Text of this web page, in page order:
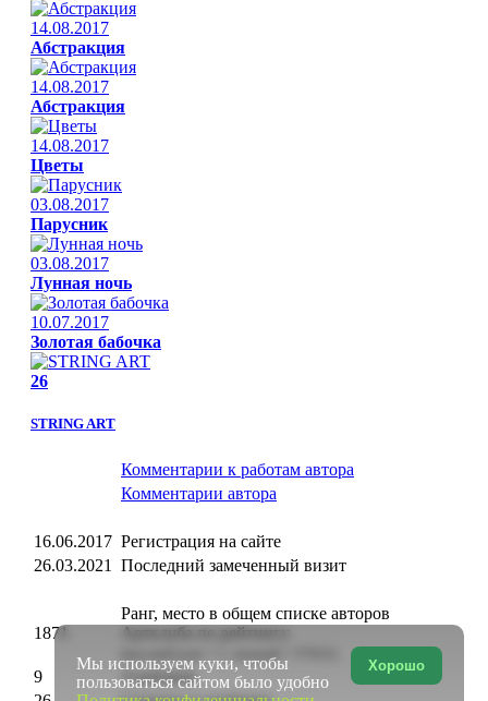
14.08.2017
Абстракция
14.08.2017
Абстракция
14.08.2017
Цветы
03.08.2017
Парусник
03.08.2017
Лунная ночь
10.07.2017
Золотая бабочка
26
STRING ART
Комментарии к работам автора
Комментарии автора
16.06.2017 Регистрация на сайте
26.03.2021 Последний замеченный визит
1871
Ранг, место в общем списке авторов
Артклуба по рейтингу
(высший ранг = 1, низший = 57922)
9
Альбомов
Хорошо
Мы используем куки, чтобы
пользоваться сайтом было удобно